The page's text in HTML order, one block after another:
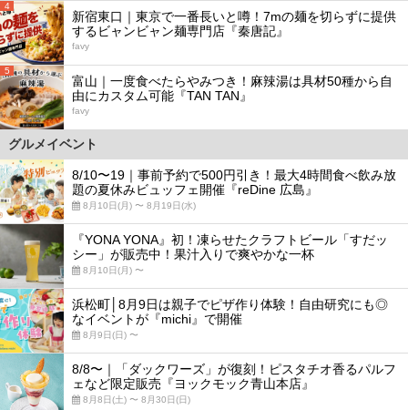
4
新宿東口｜東京で一番長いと噂！7mの麺を切らずに提供
するビャンビャン麺専門店『秦唐記』
favy
5
富山｜一度食べたらやみつき！麻辣湯は具材50種から自
由にカスタム可能『TAN TAN』
favy
グルメイベント
8/10〜19｜事前予約で500円引き！最大4時間食べ飲み放
題の夏休みビュッフェ開催『reDine 広島』
8月10日(月) 〜 8月19日(水)
『YONA YONA』初！凍らせたクラフトビール「すだッ
シー」が販売中！果汁入りで爽やかな一杯
8月10日(月) 〜
浜松町│8月9日は親子でピザ作り体験！自由研究にも◎
なイベントが『michi』で開催
8月9日(日) 〜
8/8〜｜「ダックワーズ」が復刻！ピスタチオ香るパルフ
ェなど限定販売『ヨックモック青山本店』
8月8日(土) 〜 8月30日(日)